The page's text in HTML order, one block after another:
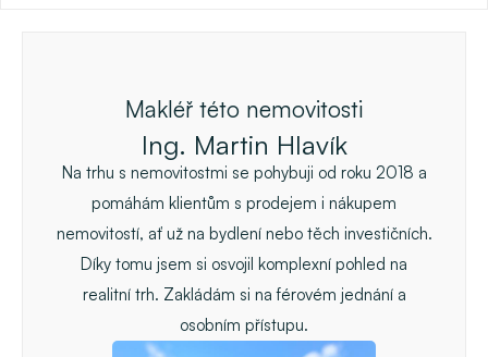
Makléř této nemovitosti
Ing. Martin Hlavík
Na trhu s nemovitostmi se pohybuji od roku 2018 a
pomáhám klientům s prodejem i nákupem
nemovitostí, ať už na bydlení nebo těch investičních.
Díky tomu jsem si osvojil komplexní pohled na
realitní trh. Zakládám si na férovém jednání a
osobním přístupu.